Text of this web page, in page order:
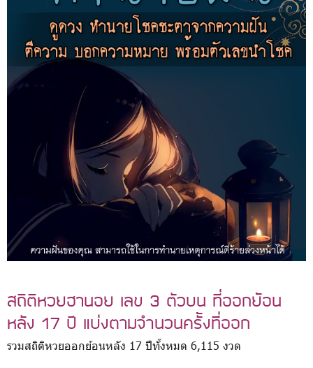
สถิติหวยฮานอย เลข 3 ตัวบน ที่ออกย้อน
หลัง 17 ปี แบ่งตามจำนวนครั้งที่ออก
รวมสถิติหวยออกย้อนหลัง 17 ปีทั้งหมด 6,115 งวด